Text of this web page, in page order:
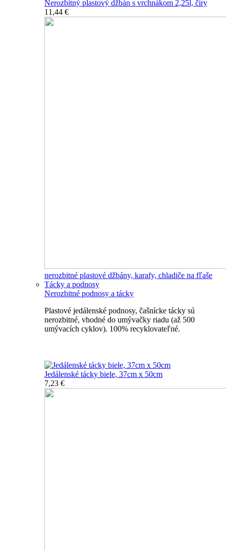
Nerozbitný plastový džbán s vrchnákom 2,25l, číry
11,44 €
nerozbitné plastové džbány, karafy, chladiče na fľaše
Tácky a podnosy
Nerozbitné podnosy a tácky
Plastové jedálenské podnosy, čašnícke tácky sú
nerozbitné, vhodné do umývačky riadu (až 500
umývacích cyklov). 100% recyklovateľné.
Jedálenské tácky biele, 37cm x 50cm
7,23 €